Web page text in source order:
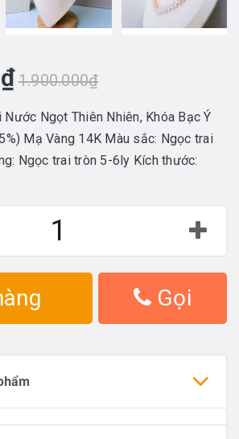
1.900.000₫
Nước Ngọt Thiên Nhiên, Khóa Bạc Ý
Mạ Vàng 14K Màu sắc: Ngọc trai
Ngọc trai tròn 5-6ly Kích thước:
Gọi